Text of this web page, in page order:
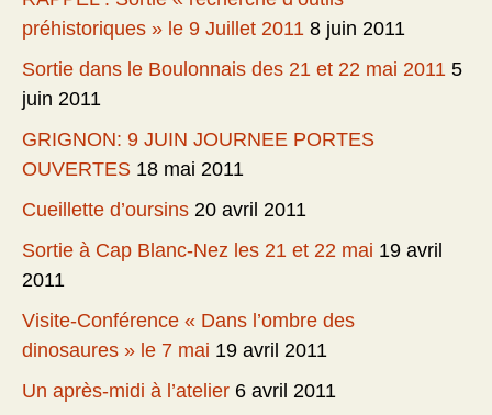
préhistoriques » le 9 Juillet 2011 8 juin 2011
Sortie dans le Boulonnais des 21 et 22 mai 2011 5
juin 2011
GRIGNON: 9 JUIN JOURNEE PORTES
OUVERTES 18 mai 2011
Cueillette d’oursins 20 avril 2011
Sortie à Cap Blanc-Nez les 21 et 22 mai 19 avril
2011
Visite-Conférence « Dans l’ombre des
dinosaures » le 7 mai 19 avril 2011
Un après-midi à l’atelier 6 avril 2011